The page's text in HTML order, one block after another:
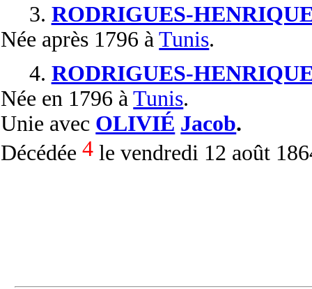
3. RODRIGUES-
Née après 1796 àTunis.
4. RODRIGUES-
Née en 1796 àTunis.
Unie avec OLIVIÉ Jacob.
Décédée 4 le vendredi 12 août